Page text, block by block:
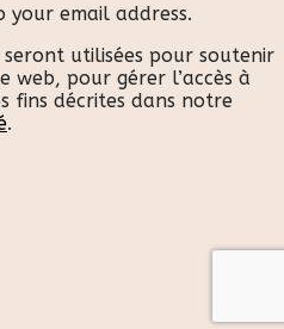
email address.
utilisées pour soutenir
web, pour gérer l’accès à
fins décrites dans notre
.